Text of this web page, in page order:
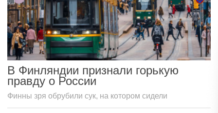
В Финляндии признали горькую
правду о России
Финны зря обрубили сук, на котором сидели